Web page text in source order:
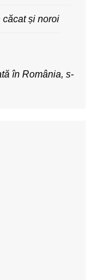
căcat și noroi
în România, s-